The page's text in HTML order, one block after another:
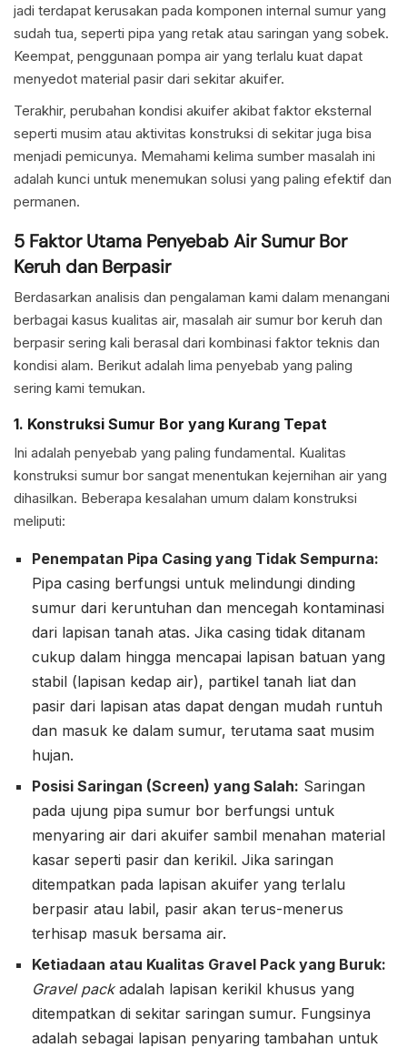
jadi terdapat kerusakan pada komponen internal sumur yang
sudah tua, seperti pipa yang retak atau saringan yang sobek.
Keempat, penggunaan pompa air yang terlalu kuat dapat
menyedot material pasir dari sekitar akuifer.
Terakhir, perubahan kondisi akuifer akibat faktor eksternal
seperti musim atau aktivitas konstruksi di sekitar juga bisa
menjadi pemicunya. Memahami kelima sumber masalah ini
adalah kunci untuk menemukan solusi yang paling efektif dan
permanen.
5 Faktor Utama Penyebab Air Sumur Bor
Keruh dan Berpasir
Berdasarkan analisis dan pengalaman kami dalam menangani
berbagai kasus kualitas air, masalah air sumur bor keruh dan
berpasir sering kali berasal dari kombinasi faktor teknis dan
kondisi alam. Berikut adalah lima penyebab yang paling
sering kami temukan.
1. Konstruksi Sumur Bor yang Kurang Tepat
Ini adalah penyebab yang paling fundamental. Kualitas
konstruksi sumur bor sangat menentukan kejernihan air yang
dihasilkan. Beberapa kesalahan umum dalam konstruksi
meliputi:
Penempatan Pipa Casing yang Tidak Sempurna:
Pipa casing berfungsi untuk melindungi dinding
sumur dari keruntuhan dan mencegah kontaminasi
dari lapisan tanah atas. Jika casing tidak ditanam
cukup dalam hingga mencapai lapisan batuan yang
stabil (lapisan kedap air), partikel tanah liat dan
pasir dari lapisan atas dapat dengan mudah runtuh
dan masuk ke dalam sumur, terutama saat musim
hujan.
Posisi Saringan (Screen) yang Salah: Saringan
pada ujung pipa sumur bor berfungsi untuk
menyaring air dari akuifer sambil menahan material
kasar seperti pasir dan kerikil. Jika saringan
ditempatkan pada lapisan akuifer yang terlalu
berpasir atau labil, pasir akan terus-menerus
terhisap masuk bersama air.
Ketiadaan atau Kualitas Gravel Pack yang Buruk:
Gravel packadalah lapisan kerikil khusus yang
ditempatkan di sekitar saringan sumur. Fungsinya
adalah sebagai lapisan penyaring tambahan untuk